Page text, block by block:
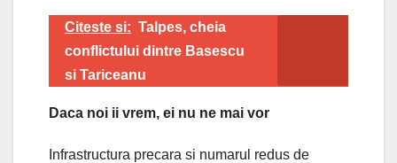
Citeste si: Talpes, cheia
conflictului dintre Basescu
si Tariceanu
Daca noi ii vrem, ei nu ne mai vor
Infrastructura precara si numarul redus de